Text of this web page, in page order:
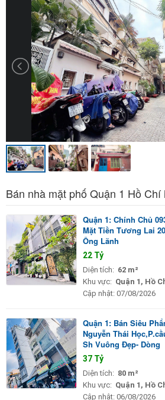
Bán nhà mặt phố Quận 1 Hồ Chí
Quận 1: Chính Chủ
Mặt Tiền Tương Lai
Ông Lãnh
22 Tỷ
Diện tích: 62 m²
Khu vực: Quận 1, Hồ
Cập nhật: 07/08/2026
Quận 1: Bán Siêu
Nguyễn Thái
Sh Vuông Đẹp- Dòng
37 Tỷ
Diện tích: 80 m²
Khu vực: Quận 1, Hồ
Cập nhật: 06/08/2026